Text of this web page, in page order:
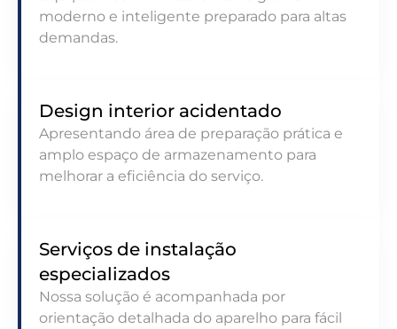
moderno e inteligente preparado para altas
demandas.
Design interior acidentado
Apresentando área de preparação prática e
amplo espaço de armazenamento para
melhorar a eficiência do serviço.
Serviços de instalação
especializados
Nossa solução é acompanhada por
orientação detalhada do aparelho para fácil